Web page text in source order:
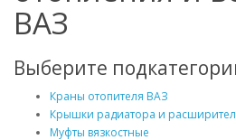
ВАЗ
Выберите
Краны отопителя ВАЗ
Крышки радиатора и
Муфты вязкостные